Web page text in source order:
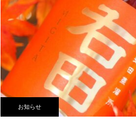
お知らせ